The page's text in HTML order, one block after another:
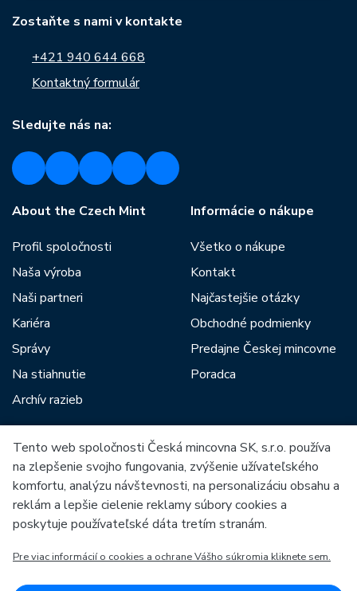
Zostaňte s nami v kontakte
+421 940 644 668
Kontaktný formulár
Sledujte nás na:
About the Czech Mint
Profil spoločnosti
Naša výroba
Naši partneri
Kariéra
Správy
Na stiahnutie
Archív razieb
Informácie o nákupe
Všetko o nákupe
Kontakt
Najčastejšie otázky
Obchodné podmienky
Predajne Českej mincovne
Poradca
Medzi našich partnerov patria:
Európska únia
OP Podnikanie a inovácie pre konkurencieschopnosť
Tento web spoločnosti Česká mincovna SK, s.r.o. používa
na zlepšenie svojho fungovania, zvýšenie užívateľského
komfortu, analýzu návštevnosti, na personalizáciu obsahu a
reklám a lepšie cielenie reklamy súbory cookies a
poskytuje používateľské dáta tretím stranám.
Pre viac informácií o cookies a ochrane Vášho súkromia kliknete sem.